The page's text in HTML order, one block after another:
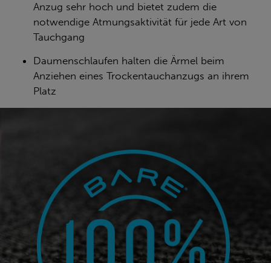
Anzug sehr hoch und bietet zudem die
notwendige Atmungsaktivität für jede Art von
Tauchgang
Daumenschlaufen halten die Ärmel beim
Anziehen eines Trockentauchanzugs an ihrem
Platz